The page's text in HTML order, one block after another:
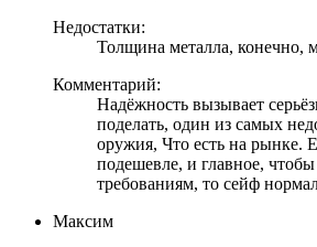
Недостатки:
Толщина металла, конечно,
Комментарий:
Надёжность вызывает
поделать, один из самых
оружия, Что есть на рынке.
подешевле, и главное,
требованиям, то сейф
Максим